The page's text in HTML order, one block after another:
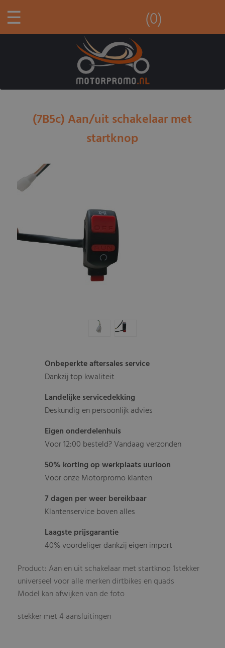
☰ (0)
(7B5c) Aan/uit schakelaar met
startknop
Onbeperkte aftersales service
Dankzij top kwaliteit
Landelijke servicedekking
Deskundig en persoonlijk advies
Eigen onderdelenhuis
Voor 12:00 besteld? Vandaag verzonden
50% korting op werkplaats uurloon
Voor onze Motorpromo klanten
7 dagen per weer bereikbaar
Klantenservice boven alles
Laagste prijsgarantie
40% voordeliger dankzij eigen import
Product: Aan en uit schakelaar met startknop 1stekker
universeel voor alle merken dirtbikes en quads
Model kan afwijken van de foto
stekker met 4 aansluitingen